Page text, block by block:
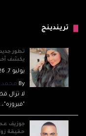
تريندينج
تطور
يكشف
يوليو 7, 2026
By محمد
لا تزال
جوزيف
حقيقة زواجه في